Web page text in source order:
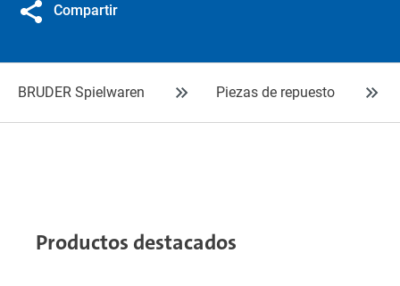
Compartir
BRUDER Spielwaren Piezas de repuesto
Productos destacados